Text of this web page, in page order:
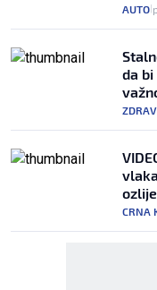
AUTO
da
CRNA